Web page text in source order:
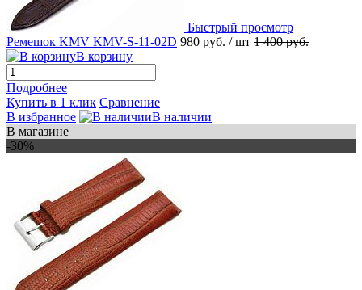
Быстрый просмотр
Ремешок KMV KMV-S-11-02D 980 руб. / шт 1 400 руб.
В корзину
Подробнее
Купить в 1 клик Сравнение
В избранное
В наличии
В магазине
-30%